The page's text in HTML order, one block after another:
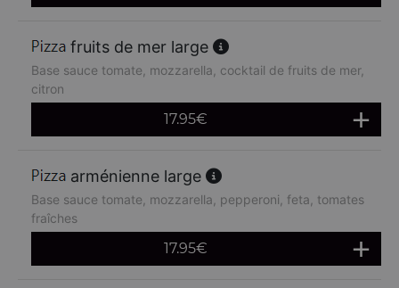
fruits de mer large
Base sauce tomate, mozzarella, cocktail de fruits de mer,
citron
17.95€
arménienne large
Base sauce tomate, mozzarella, pepperoni, feta, tomates
fraîches
17.95€